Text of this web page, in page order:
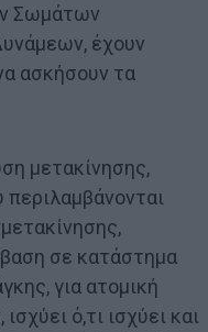
Σωμάτων
έχουν
ασκήσουν τα
μετακίνησης,
σε κατάστημα
για ατομική
ό,τι ισχύει και